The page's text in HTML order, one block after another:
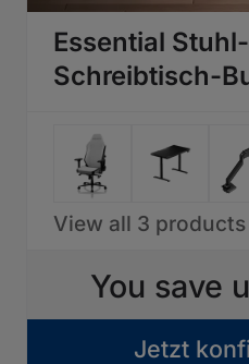
Essential
Schreibtisch-
View all 3
You save
Jetzt